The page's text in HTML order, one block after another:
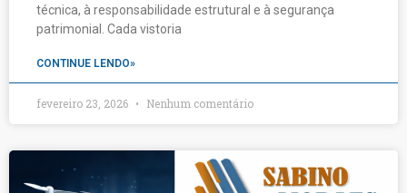
técnica, à responsabilidade estrutural e à segurança
patrimonial. Cada vistoria
CONTINUE LENDO»
fevereiro 23, 2026 Nenhum comentário